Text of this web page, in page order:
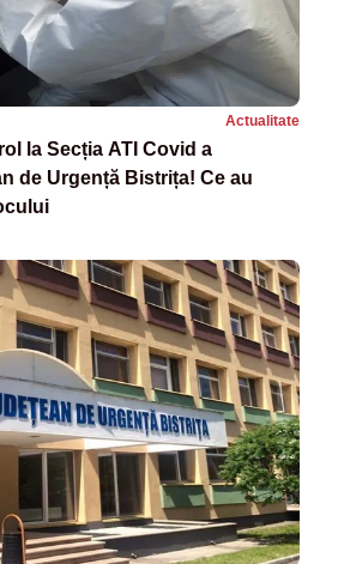
Actualitate
la Secția ATI Covid a
de Urgență Bistrița! Ce au